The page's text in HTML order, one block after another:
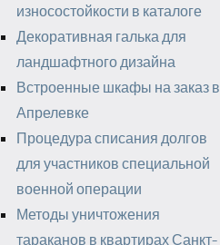
износостойкости в каталоге
Декоративная галька для
ландшафтного дизайна
Встроенные шкафы на заказ в
Апрелевке
Процедура списания долгов
для участников специальной
военной операции
Методы уничтожения
тараканов в квартирах Санкт-